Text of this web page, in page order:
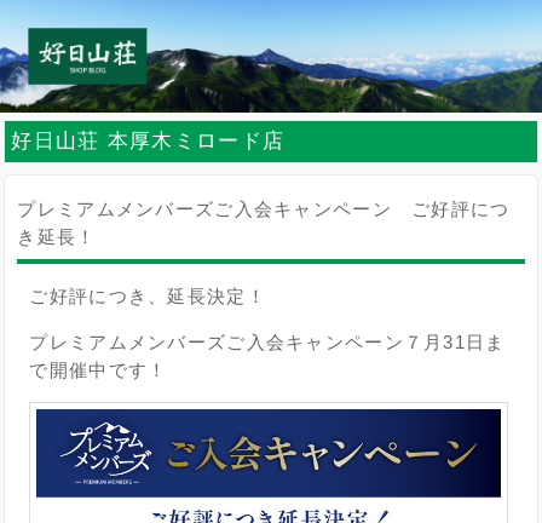
好日山荘 本厚木ミロード店
プレミアムメンバーズご入会キャンペーン ご好評につ
き延長！
ご好評につき、延長決定！
プレミアムメンバーズご入会キャンペーン７月31日ま
で開催中です！